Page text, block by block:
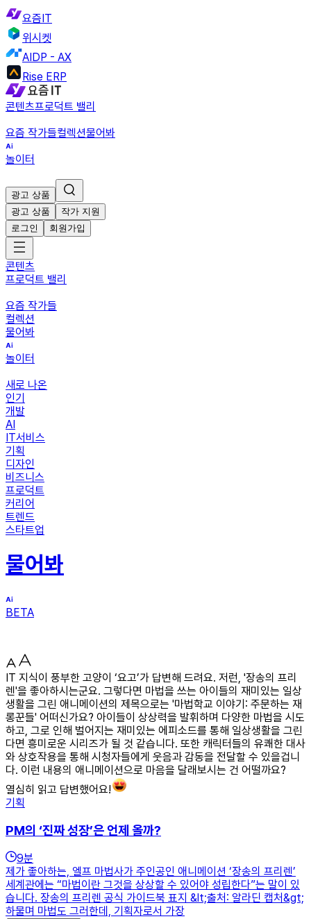
요즘IT
위시켓
AIDP - AX
Rise ERP
콘텐츠프로덕트 밸리
요즘 작가들컬렉션물어봐
놀이터
광고 상품
광고 상품
작가 지원
로그인
회원가입
콘텐츠
프로덕트 밸리
요즘 작가들
컬렉션
물어봐
놀이터
새로 나온
인기
개발
AI
IT서비스
기획
디자인
비즈니스
프로덕트
커리어
트렌드
스타트업
물어봐
BETA
IT 지식이 풍부한 고양이 ‘요고’가 답변해 드려요. 저런, '장송의 프리
렌'을 좋아하시는군요. 그렇다면 마법을 쓰는 아이들의 재미있는 일상
생활을 그린 애니메이션의 제목으로는 '마법학교 이야기: 주문하는 재
롱꾼들' 어떠신가요? 아이들이 상상력을 발휘하며 다양한 마법을 시도
하고, 그로 인해 벌어지는 재미있는 에피소드를 통해 일상생활을 그린
다면 흥미로운 시리즈가 될 것 같습니다. 또한 캐릭터들의 유쾌한 대사
와 상호작용을 통해 시청자들에게 웃음과 감동을 전달할 수 있을겁니
다. 이런 내용의 애니메이션으로 마음을 달래보시는 건 어떨까요?
열심히 읽고 답변했어요!
기획
PM의 ‘진짜 성장’은 언제 올까?
9분
제가 좋아하는, 엘프 마법사가 주인공인 애니메이션 ‘장송의 프리렌’
세계관에는 “마법이란 그것을 상상할 수 있어야 성립한다”는 말이 있
습니다. 장송의 프리렌 공식 가이드북 표지 &lt;출처: 알라딘 캡처&gt;
하물며 마법도 그러한데, 기획자로서 가장